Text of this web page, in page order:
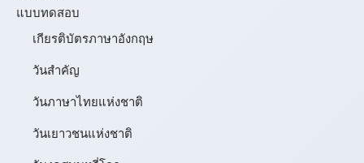
แบบทดสอบ
เกียรติบัตรภาษาอังกฤษ
วันสำคัญ
วันภาษาไทยแห่งชาติ
วันเยาวชนแห่งชาติ